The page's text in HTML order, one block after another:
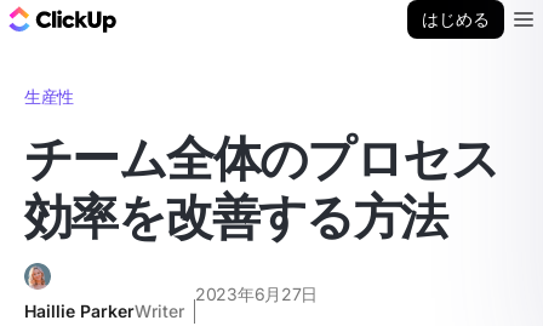
はじめる
生産性
チーム全体のプロセス
効率を改善する方法
Haillie ParkerWriter
2023年6月27日